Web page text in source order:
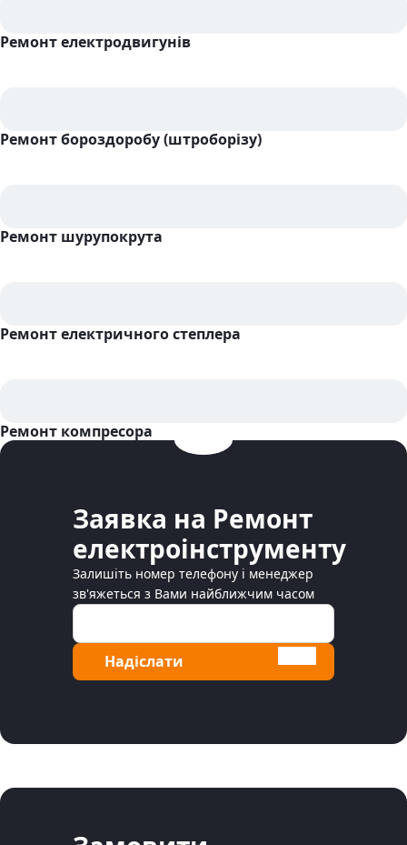
Ремонт електродвигунів
Ремонт бороздоробу (штроборізу)
Ремонт шурупокрута
Ремонт електричного степлера
Ремонт компресора
Заявка на Ремонт
електроінструменту
Залишіть номер телефону і менеджер
зв'яжеться з Вами найближчим часом
Надіслати